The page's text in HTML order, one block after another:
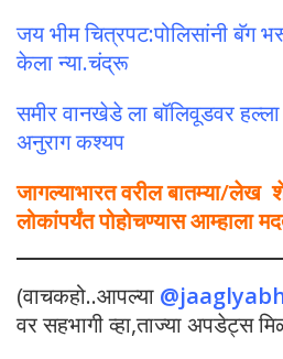
जय भीम चित्रपट:पोलिसांनी बॅग
केला न्या.चंद्रू
समीर वानखेडे ला बॉलिवूडवर
अनुराग कश्यप
जागल्याभारत वरील बातम्या/
लोकांपर्यंत पोहोचण्यास आम्हाला
(वाचकहो..आपल्या
वर सहभागी व्हा,ताज्या अपडेट्स